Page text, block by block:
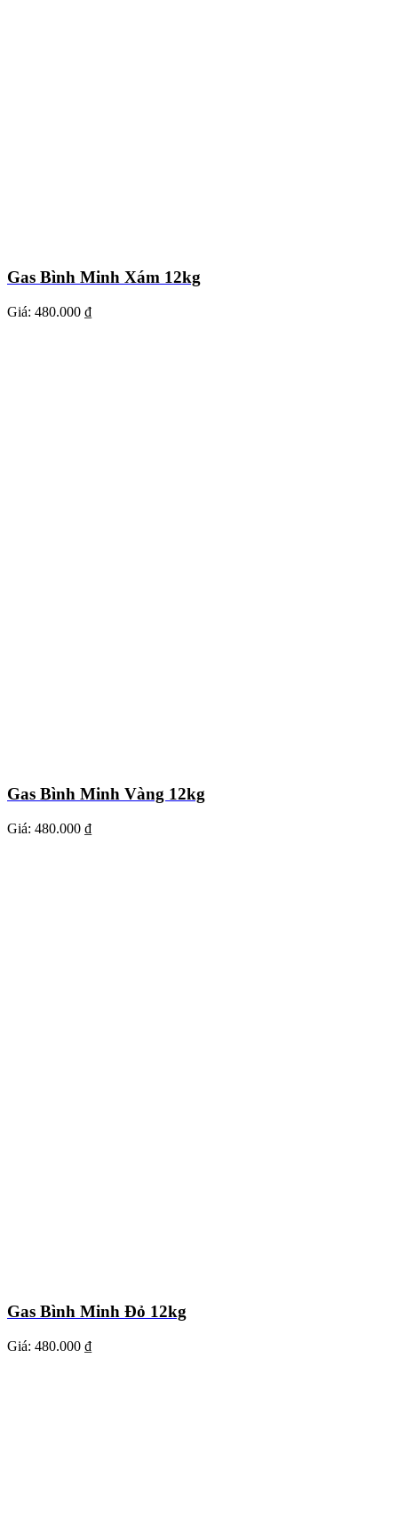
Gas Bình Minh Xám 12kg
Giá: 480.000 ₫
Gas Bình Minh Vàng 12kg
Giá: 480.000 ₫
Gas Bình Minh Đỏ 12kg
Giá: 480.000 ₫